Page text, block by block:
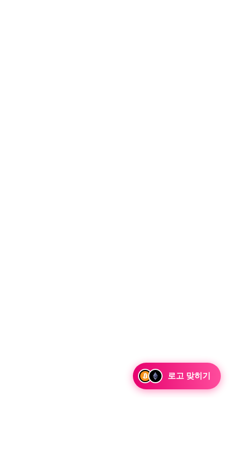
로고 맞히기